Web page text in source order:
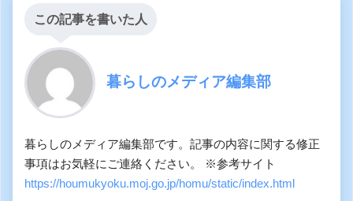
この記事を書いた人
暮らしのメディア編集部
暮らしのメディア編集部です。記事の内容に関する修正
事項はお気軽にご連絡ください。 ※参考サイト
https://houmukyoku.moj.go.jp/homu/static/index.html